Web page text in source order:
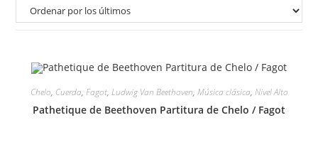
Chelo, Cuerda, Fagot, Ludwig Van Beethoven, Música clásica, Nivel Alto
Pathetique de Beethoven Partitura de Chelo / Fagot